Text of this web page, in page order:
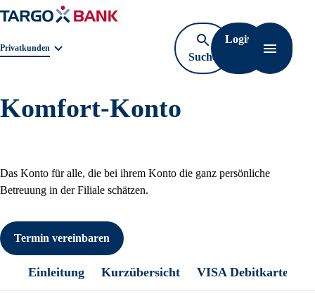
Geschäftsbereichnavigation. Aktuelle Auswahl:
Privatkunden
Suche
öffnen
Login
Komfort-Konto
Das Konto für alle, die bei ihrem Konto die ganz persönliche
Betreuung in der Filiale schätzen.
Termin vereinbaren
Einleitung Kurzübersicht VISA Debitkarte